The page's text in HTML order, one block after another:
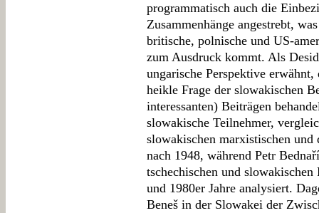
programmatisch auch die
Zusammenhänge angestrebt,
britische, polnische und US-
zum Ausdruck kommt. Als
ungarische Perspektive
heikle Frage der slowakischen
interessanten) Beiträgen
slowakische Teilnehmer,
slowakischen marxistischen
nach 1948, während Petr
tschechischen und
und 1980er Jahre analysiert.
Beneš in der Slowakei der